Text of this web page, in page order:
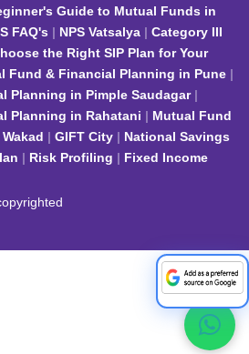
Guide to Mutual Funds in
FAQ's NPS Vatsalya
Category III
the Right SIP Plan for Your
Fund & Financial Planning in Pune
Planning in Pimple Saudagar
Planning in Rahatani
Mutual Fund
GIFT City
National Savings
Risk Profiling Fixed Income